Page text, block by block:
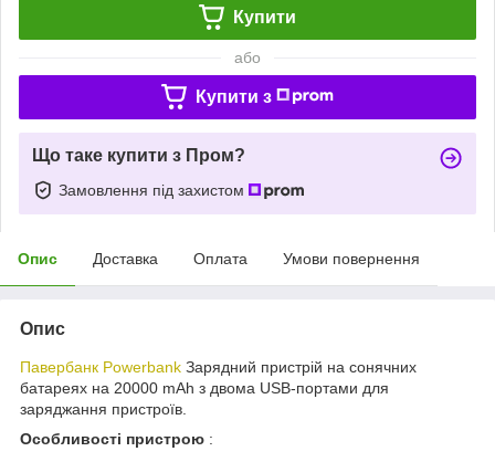
Купити
або
Купити з
Що таке купити з Пром?
Замовлення під захистом
Опис Доставка Оплата Умови повернення
Опис
Павербанк Powerbank Зарядний пристрій на сонячних
батареях на 20000 mAh з двома USB-портами для
заряджання пристроїв.
Особливості пристрою :